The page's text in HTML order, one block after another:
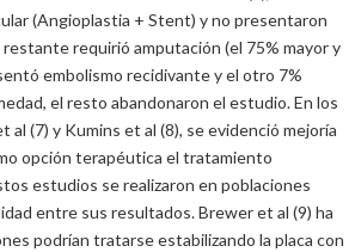
(Angioplastia + Stent) y no presentaron
requirió amputación (el 75% mayor y
embolismo recidivante y el otro 7%
el resto abandonaron el estudio. En los
al (7) y Kumins et al (8), se evidenció mejoría
opción terapéutica el tratamiento
estudios se realizaron en poblaciones
entre sus resultados. Brewer et al (9) ha
podrían tratarse estabilizando la placa con